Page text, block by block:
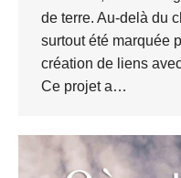
de terre. Au-delà du
surtout été marquée
création de liens
Ce projet a…